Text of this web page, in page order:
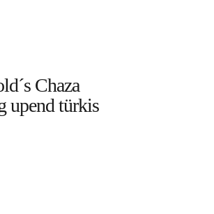
Chaza
upend türkis